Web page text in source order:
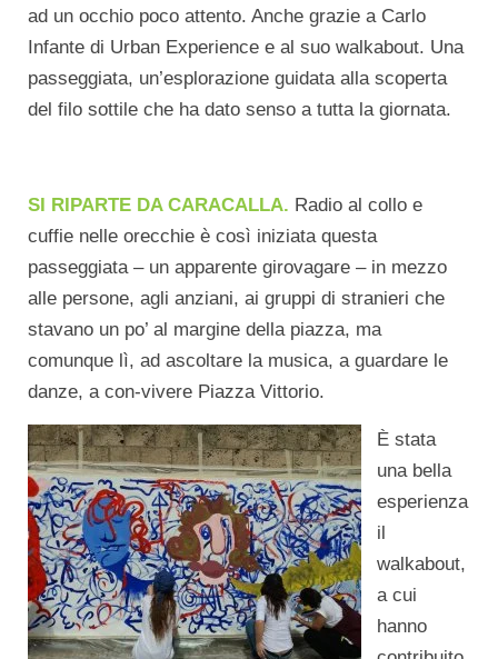
ad un occhio poco attento. Anche grazie a Carlo
Infante di Urban Experience e al suo walkabout. Una
passeggiata, un’esplorazione guidata alla scoperta
del filo sottile che ha dato senso a tutta la giornata.
SI RIPARTE DA CARACALLA. Radio al collo e
cuffie nelle orecchie è così iniziata questa
passeggiata – un apparente girovagare – in mezzo
alle persone, agli anziani, ai gruppi di stranieri che
stavano un po’ al margine della piazza, ma
comunque lì, ad ascoltare la musica, a guardare le
danze, a con-vivere Piazza Vittorio.
È stata
una bella
esperienza
il
walkabout,
a cui
hanno